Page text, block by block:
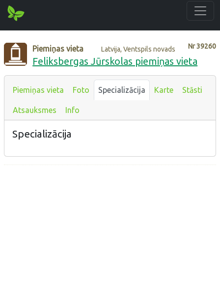
Nr39260
Piemiņas vieta Latvija, Ventspils novads
Feliksbergas Jūrskolas piemiņas vieta
Piemiņas vieta Foto Specializācija Karte Stāsti
Atsauksmes Info
Specializācija